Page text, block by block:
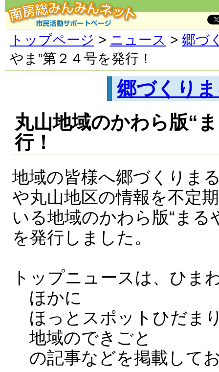
トップページ > ニュース > 郷づ
やま”第２４号を発行！
郷づくり
丸山地域のかわら版“
行！
地域の皆様へ郷づくりま
や丸山地区の情報を不定
いる地域のかわら版“まる
を発行しました。
トップニュースは、ひま
ほかに
ほっとスポットひだま
地域のできごと
の記事などを掲載して